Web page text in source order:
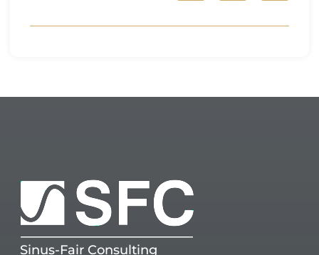
Sinus-Fair Consulting